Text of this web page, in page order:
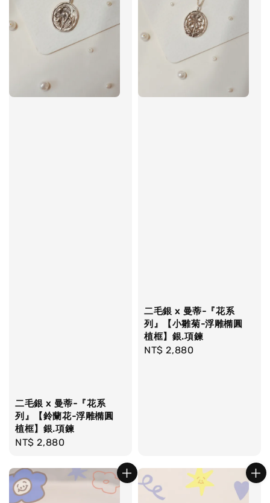
二毛銀 x 曼蒂-『花系
列』【鈴蘭花-浮雕橢圓
植框】銀.項鍊
Regular
NT$ 2,880
二毛銀 x 曼蒂-『花系
列』【小雛菊-浮雕橢圓
植框】銀.項鍊
Regular
NT$ 2,880